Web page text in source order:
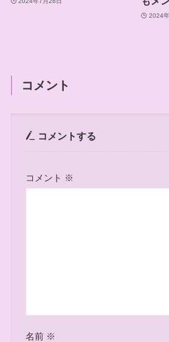
2024
コメント
コメントする
コメント ※
名前 ※